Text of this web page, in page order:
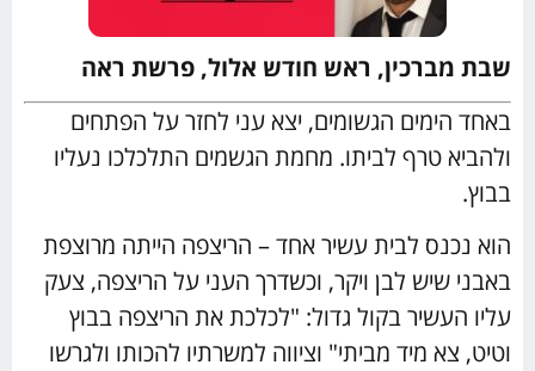
שבת מברכין, ראש חודש אלול, פרשת ראה
באחד הימים הגשומים, יצא עני לחזר על הפתחים
ולהביא טרף לביתו. מחמת הגשמים התלכלכו נעליו
בבוץ.
הוא נכנס לבית עשיר אחד – הריצפה הייתה מרוצפת
באבני שיש לבן ויקר, וכשדרך העני על הריצפה, צעק
עליו העשיר בקול גדול: "לכלכת את הריצפה בבוץ
וטיט, צא מיד מביתי" וציווה למשרתיו להכותו ולגרשו